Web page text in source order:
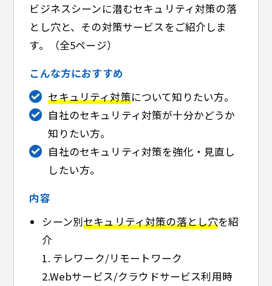
ビジネスシーンに潜むセキュリティ対策の落
とし穴と、その対策サービスをご紹介しま
す。（全5ページ）
こんな方におすすめ
セキュリティ対策について知りたい方。
自社のセキュリティ対策が十分かどうか
知りたい方。
自社のセキュリティ対策を強化・見直し
したい方。
内容
シーン別セキュリティ対策の落とし穴を紹
介
1. テレワーク/リモートワーク
2.Webサービス/クラウドサービス利用時